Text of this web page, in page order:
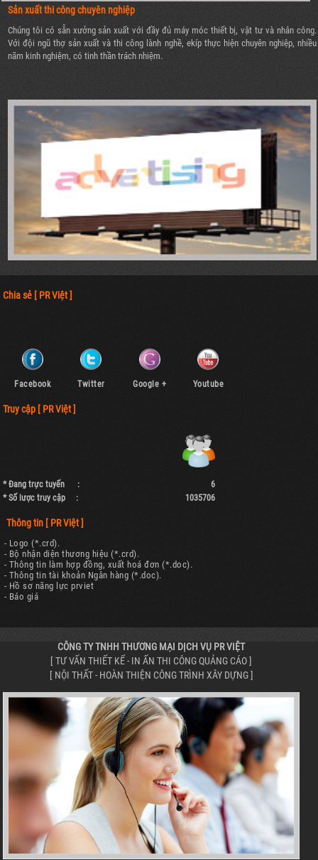
Sản xuất thi công chuyên nghiệp
Chúng tôi có sẵn xưởng sản xuất với đầy đủ máy móc thiết bị, vật tư và nhân công.
Với đội ngũ thợ sản xuất và thi công lành nghề, ekíp thực hiện chuyên nghiệp, nhiều
năm kinh nghiệm, có tinh thần trách nhiệm.
Chia sẻ [ PR Việt ]
Facebook Twitter Google + Youtube
Truy cập [ PR Việt ]
* Đang trực tuyến :
6
* Số lược truy cập :
1035706
Thông tin [ PR Việt ]
- Logo (*.crd).
- Bộ nhận diện thương hiệu (*.crd).
- Thông tin làm hợp đồng, xuất hoá đơn (*.doc).
- Thông tin tài khoản Ngân hàng (*.doc).
- Hồ sơ năng lực prviet
- Báo giá
CÔNG TY TNHH THƯƠNG MẠI DỊCH VỤ PR VIỆT
[ TƯ VẤN THIẾT KẾ - IN ẤN THI CÔNG QUẢNG CÁO ]
[ NỘI THẤT - HOÀN THIỆN CÔNG TRÌNH XÂY DỰNG ]